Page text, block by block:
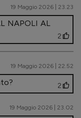
19 Maggio 2026 | 23.23
NAPOLI AL
2
19 Maggio 2026 | 22.52
2
19 Maggio 2026 | 23.02